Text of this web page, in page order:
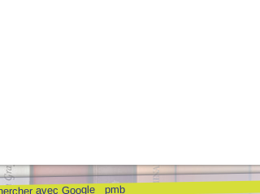
pmb